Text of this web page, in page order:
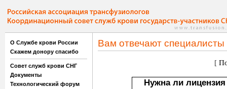
О Службе крови России
Скажем донору спасибо
Совет служб крови СНГ
Документы
Технологический форум
Вам отвечают специалисты
[
Нужна ли